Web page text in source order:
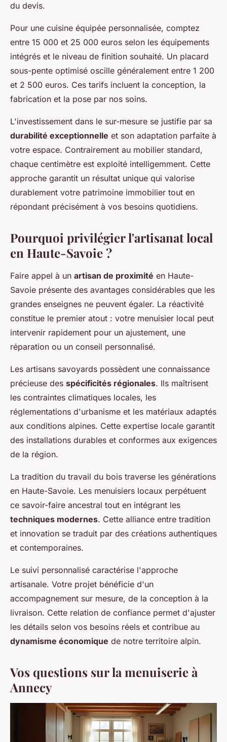
du devis.
Pour une cuisine équipée personnalisée, comptez
entre 15 000 et 25 000 euros selon les équipements
intégrés et le niveau de finition souhaité. Un placard
sous-pente optimisé oscille généralement entre 1 200
et 2 500 euros. Ces tarifs incluent la conception, la
fabrication et la pose par nos soins.
L'investissement dans le sur-mesure se justifie par sa
durabilité exceptionnelle et son adaptation parfaite à
votre espace. Contrairement au mobilier standard,
chaque centimètre est exploité intelligemment. Cette
approche garantit un résultat unique qui valorise
durablement votre patrimoine immobilier tout en
répondant précisément à vos besoins quotidiens.
Pourquoi privilégier l'artisanat local
en Haute-Savoie ?
Faire appel à un artisan de proximité en Haute-
Savoie présente des avantages considérables que les
grandes enseignes ne peuvent égaler. La réactivité
constitue le premier atout : votre menuisier local peut
intervenir rapidement pour un ajustement, une
réparation ou un conseil personnalisé.
Les artisans savoyards possèdent une connaissance
précieuse des spécificités régionales. Ils maîtrisent
les contraintes climatiques locales, les
réglementations d'urbanisme et les matériaux adaptés
aux conditions alpines. Cette expertise locale garantit
des installations durables et conformes aux exigences
de la région.
La tradition du travail du bois traverse les générations
en Haute-Savoie. Les menuisiers locaux perpétuent
ce savoir-faire ancestral tout en intégrant les
techniques modernes. Cette alliance entre tradition
et innovation se traduit par des créations authentiques
et contemporaines.
Le suivi personnalisé caractérise l'approche
artisanale. Votre projet bénéficie d'un
accompagnement sur mesure, de la conception à la
livraison. Cette relation de confiance permet d'ajuster
les détails selon vos besoins réels et contribue au
dynamisme économique de notre territoire alpin.
Vos questions sur la menuiserie à
Annecy